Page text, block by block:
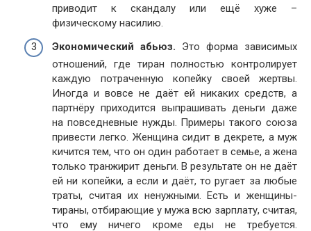
приводит к скандалу или ещё хуже –
физическому насилию.
Экономический абьюз. Это форма зависимых
отношений, где тиран полностью контролирует
каждую потраченную копейку своей жертвы.
Иногда и вовсе не даёт ей никаких средств, а
партнёру приходится выпрашивать деньги даже
на повседневные нужды. Примеры такого союза
привести легко. Женщина сидит в декрете, а муж
кичится тем, что он один работает в семье, а жена
только транжирит деньги. В результате он не даёт
ей ни копейки, а если и даёт, то ругает за любые
траты, считая их ненужными. Есть и женщины-
тираны, отбирающие у мужа всю зарплату, считая,
что ему ничего кроме еды не требуется.